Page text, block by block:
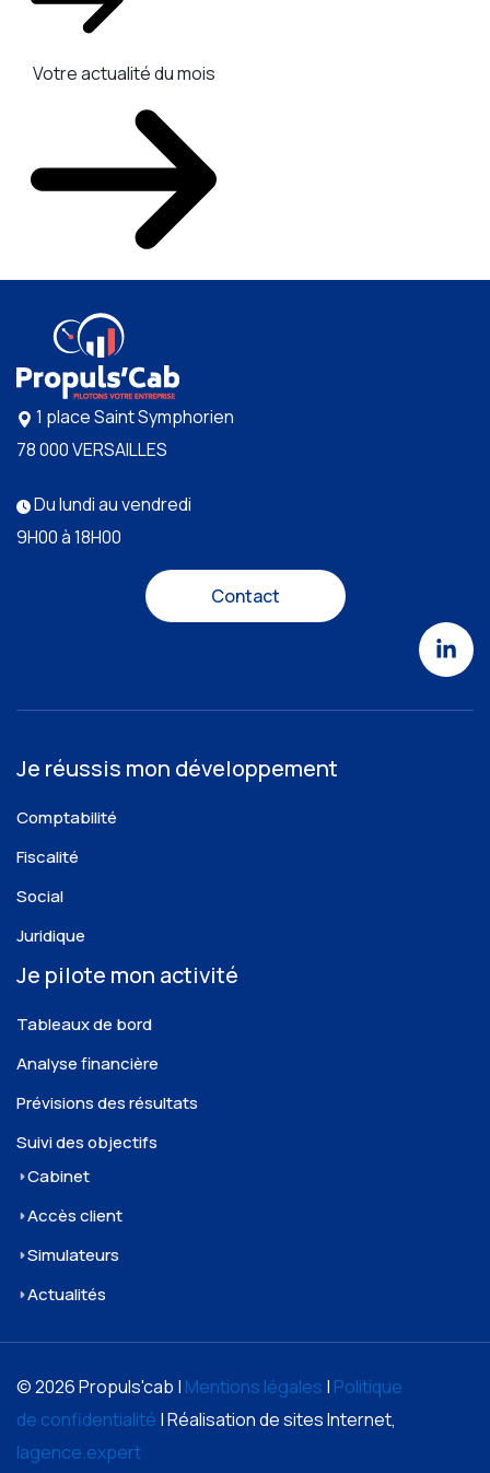
Votre actualité du mois
1 place Saint Symphorien
78 000 VERSAILLES
Du lundi au vendredi
9H00 à 18H00
Contact
Je réussis mon développement
Comptabilité
Fiscalité
Social
Juridique
Je pilote mon activité
Tableaux de bord
Analyse financière
Prévisions des résultats
Suivi des objectifs
Cabinet
Accès client
Simulateurs
Actualités
© 2026 Propuls'cab | Mentions légales | Politique
de confidentialité | Réalisation de sites Internet,
lagence.expert